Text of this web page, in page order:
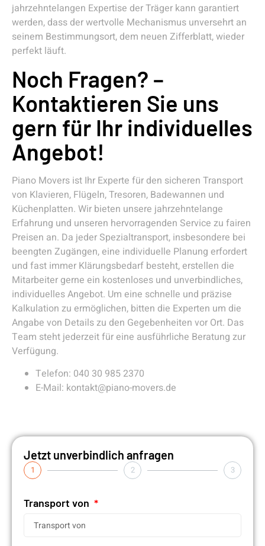
jahrzehntelangen Expertise der Träger kann garantiert
werden, dass der wertvolle Mechanismus unversehrt an
seinem Bestimmungsort, dem neuen Zifferblatt, wieder
perfekt läuft.
Noch Fragen? –
Kontaktieren Sie uns
gern für Ihr individuelles
Angebot!
Piano Movers ist Ihr Experte für den sicheren Transport
von Klavieren, Flügeln, Tresoren, Badewannen und
Küchenplatten. Wir bieten unsere jahrzehntelange
Erfahrung und unseren hervorragenden Service zu fairen
Preisen an. Da jeder Spezialtransport, insbesondere bei
beengten Zugängen, eine individuelle Planung erfordert
und fast immer Klärungsbedarf besteht, erstellen die
Mitarbeiter gerne ein kostenloses und unverbindliches,
individuelles Angebot. Um eine schnelle und präzise
Kalkulation zu ermöglichen, bitten die Experten um die
Angabe von Details zu den Gegebenheiten vor Ort. Das
Team steht jederzeit für eine ausführliche Beratung zur
Verfügung.
Telefon: 040 30 985 2370
E-Mail: kontakt@piano-movers.de
Jetzt unverbindlich anfragen
1 2 3
Transport von